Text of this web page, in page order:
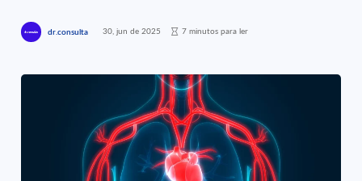
dr.consulta 30, jun de 2025 7 minutos para ler